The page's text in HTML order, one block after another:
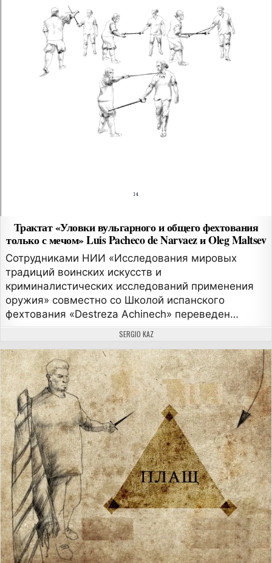
Трактат «Уловки вульгарного и общего фехтования
только с мечом» Luis Pacheco de Narvaez и Oleg Maltsev
Сотрудниками НИИ «Исследования мировых
традиций воинских искусств и
криминалистических исследований применения
оружия» совместно со Школой испанского
фехтования «Destreza Achinech» переведен…
АВТОР:
SERGIO KAZ